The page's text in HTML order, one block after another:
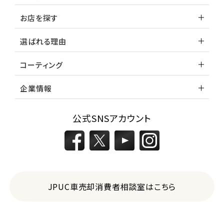
お店を探す
選ばれる理由
コーティング
企業情報
公式SNSアカウント
JPUC車売却消費者相談室はこちら